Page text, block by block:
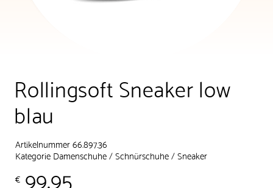
Rollingsoft Sneaker low
blau
Artikelnummer 66.897.36
KategorieDamenschuhe/Schnürschuhe/Sneaker
€ 99,95